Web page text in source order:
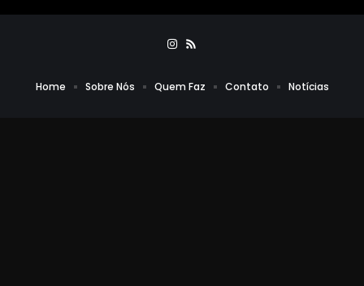
Home Sobre Nós Quem Faz Contato Notícias